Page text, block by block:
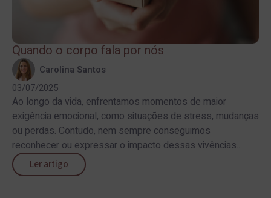
Quando o corpo fala por nós
Carolina Santos
03/07/2025
Ao longo da vida, enfrentamos momentos de maior
exigência emocional, como situações de stress, mudanças
ou perdas. Contudo, nem sempre conseguimos
reconhecer ou expressar o impacto dessas vivências...
Ler artigo